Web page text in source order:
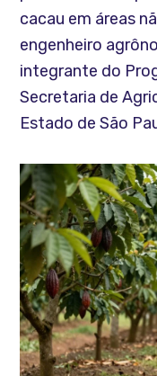
cacau em áreas
engenheiro
integrante do
Secretaria de
Estado de São